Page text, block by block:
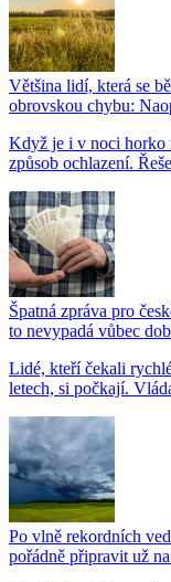
Většina lidí, která se
obrovskou chybu:
Když je i v noci horko
způsob ochlazení.
Špatná zpráva pro
to nevypadá vůbec
Lidé, kteří čekali
letech, si počkají.
Po vlně rekordních
pořádně připravit už